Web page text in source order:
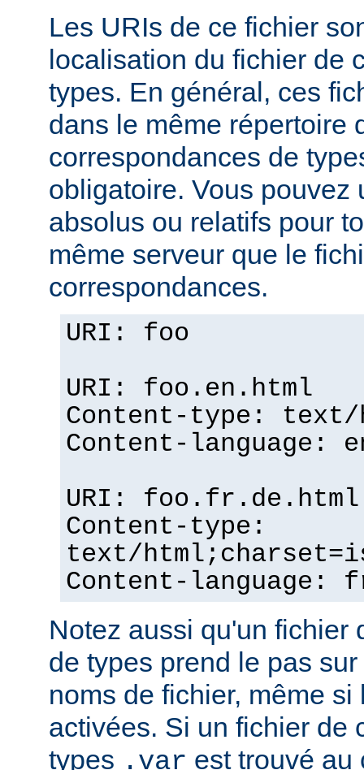
Les URIs de ce fichier
localisation du fichier de
types. En général, ces
dans le même répertoire
correspondances de
obligatoire. Vous pouvez
absolus ou relatifs pour
même serveur que le
correspondances.
URI: foo
URI: foo.en.html
Content-type: text/
Content-language:
URI: foo.fr.de.html
Content-type:
text/
Content-language:
Notez aussi qu'un fichier
de types prend le pas
noms de fichier, même
activées. Si un fichier de
types .var est trouvé au